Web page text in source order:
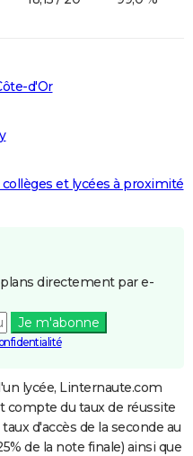
d'Or
collèges et lycées à proximité
directement par e-
Je m'abonne
lycée, Linternaute.com
compte du taux de réussite
d'accès de la seconde au
de la note finale) ainsi que